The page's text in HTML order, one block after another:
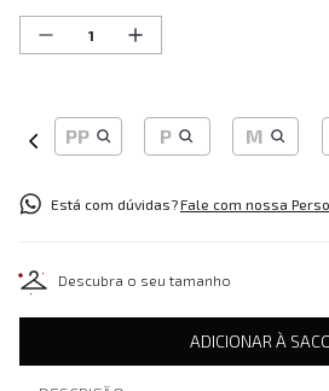
PP P M
Está com dúvidas?Fale com nossa
Descubra o seu tamanho
ADICIONAR À